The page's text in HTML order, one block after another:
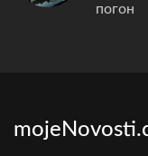
погон